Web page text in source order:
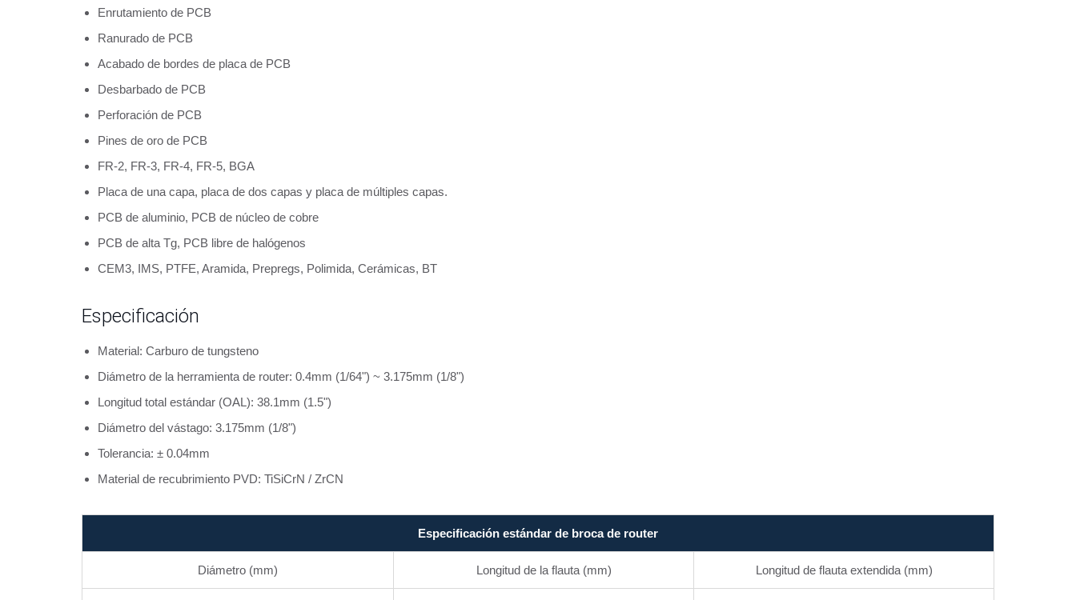
Enrutamiento de PCB
Ranurado de PCB
Acabado de bordes de placa de PCB
Desbarbado de PCB
Perforación de PCB
Pines de oro de PCB
FR-2, FR-3, FR-4, FR-5, BGA
Placa de una capa, placa de dos capas y placa de múltiples capas.
PCB de aluminio, PCB de núcleo de cobre
PCB de alta Tg, PCB libre de halógenos
CEM3, IMS, PTFE, Aramida, Prepregs, Polimida, Cerámicas, BT
Especificación
Material: Carburo de tungsteno
Diámetro de la herramienta de router: 0.4mm (1/64") ~ 3.175mm (1/8")
Longitud total estándar (OAL): 38.1mm (1.5")
Diámetro del vástago: 3.175mm (1/8")
Tolerancia: ± 0.04mm
Material de recubrimiento PVD: TiSiCrN / ZrCN
Especificación estándar de broca de router
Diámetro (mm) Longitud de la flauta (mm) Longitud de flauta extendida (mm)